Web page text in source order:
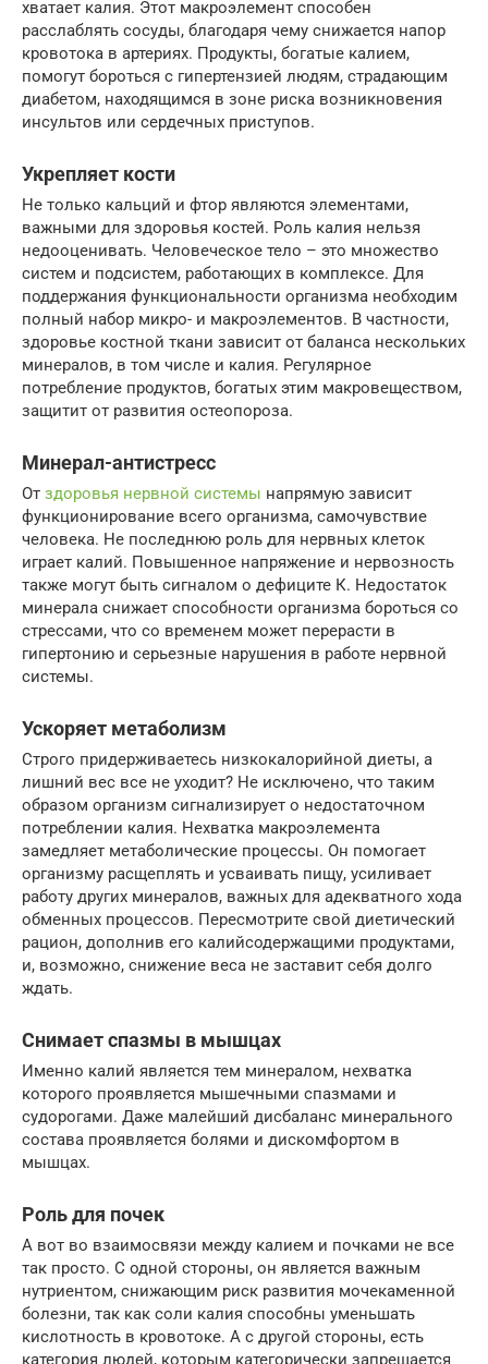
хватает калия. Этот макроэлемент способен
расслаблять сосуды, благодаря чему снижается напор
кровотока в артериях. Продукты, богатые калием,
помогут бороться с гипертензией людям, страдающим
диабетом, находящимся в зоне риска возникновения
инсультов или сердечных приступов.
Укрепляет кости
Не только кальций и фтор являются элементами,
важными для здоровья костей. Роль калия нельзя
недооценивать. Человеческое тело – это множество
систем и подсистем, работающих в комплексе. Для
поддержания функциональности организма необходим
полный набор микро- и макроэлементов. В частности,
здоровье костной ткани зависит от баланса нескольких
минералов, в том числе и калия. Регулярное
потребление продуктов, богатых этим макровеществом,
защитит от развития остеопороза.
Минерал-антистресс
От здоровья нервной системы напрямую зависит
функционирование всего организма, самочувствие
человека. Не последнюю роль для нервных клеток
играет калий. Повышенное напряжение и нервозность
также могут быть сигналом о дефиците К. Недостаток
минерала снижает способности организма бороться со
стрессами, что со временем может перерасти в
гипертонию и серьезные нарушения в работе нервной
системы.
Ускоряет метаболизм
Строго придерживаетесь низкокалорийной диеты, а
лишний вес все не уходит? Не исключено, что таким
образом организм сигнализирует о недостаточном
потреблении калия. Нехватка макроэлемента
замедляет метаболические процессы. Он помогает
организму расщеплять и усваивать пищу, усиливает
работу других минералов, важных для адекватного хода
обменных процессов. Пересмотрите свой диетический
рацион, дополнив его калийсодержащими продуктами,
и, возможно, снижение веса не заставит себя долго
ждать.
Снимает спазмы в мышцах
Именно калий является тем минералом, нехватка
которого проявляется мышечными спазмами и
судорогами. Даже малейший дисбаланс минерального
состава проявляется болями и дискомфортом в
мышцах.
Роль для почек
А вот во взаимосвязи между калием и почками не все
так просто. С одной стороны, он является важным
нутриентом, снижающим риск развития мочекаменной
болезни, так как соли калия способны уменьшать
кислотность в кровотоке. А с другой стороны, есть
категория людей, которым категорически запрещается